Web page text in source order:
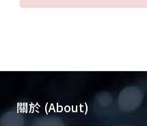
關於 (About)